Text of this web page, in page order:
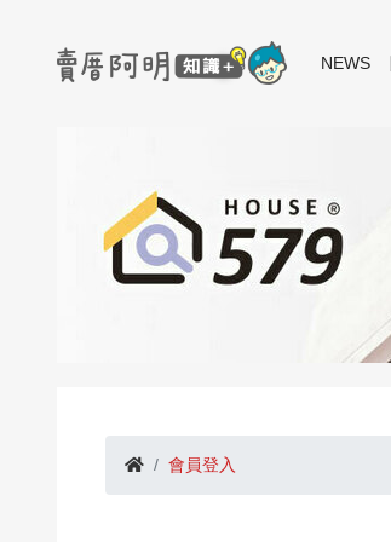
NEWS
會員登入